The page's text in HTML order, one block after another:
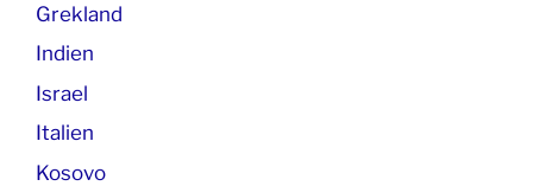
Grekland
Indien
Israel
Italien
Kosovo